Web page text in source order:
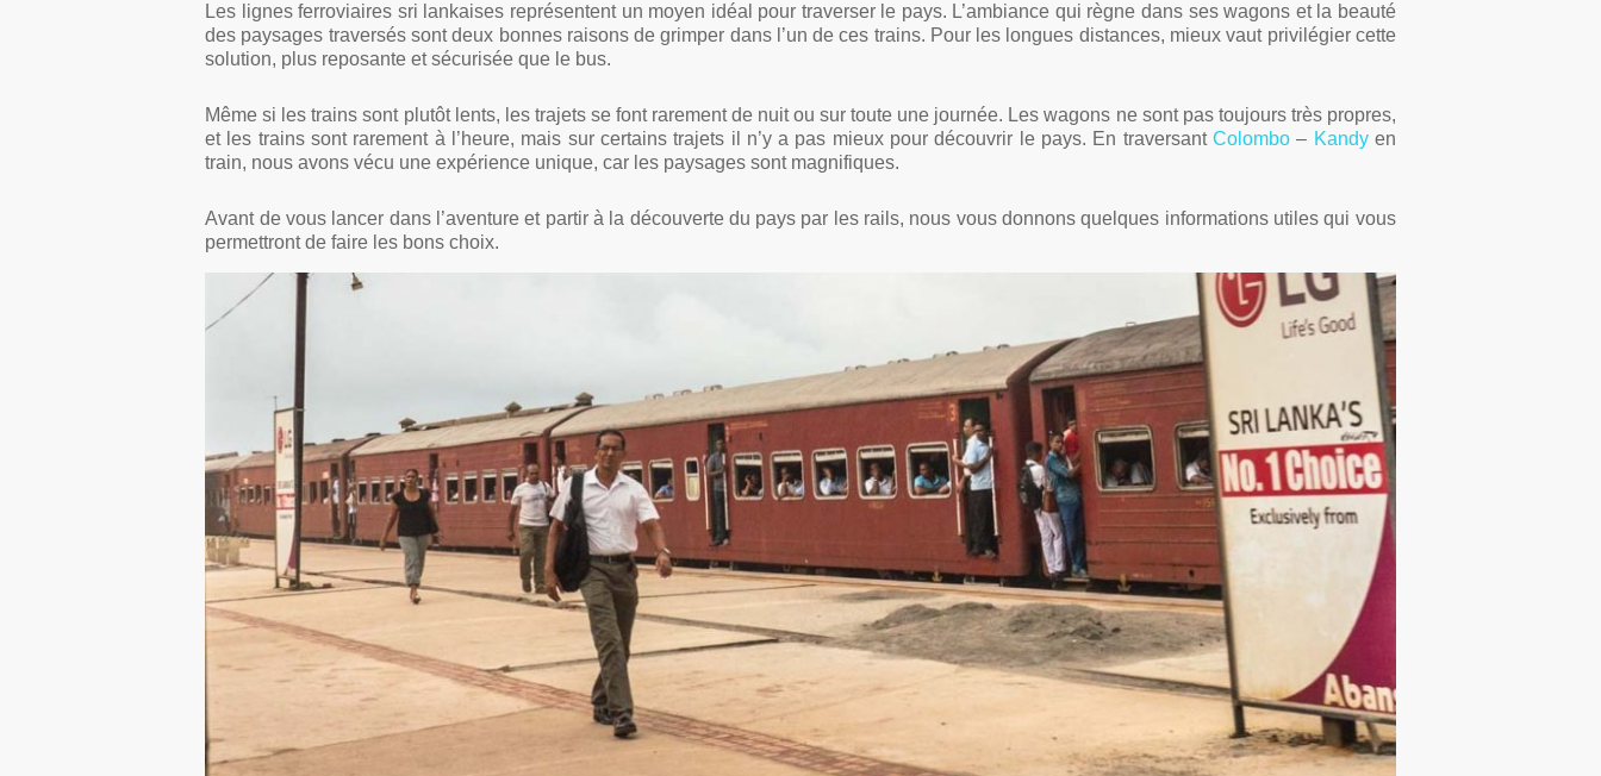
Les lignes ferroviaires sri lankaises représentent un moyen idéal pour traverser le pays. L’ambiance qui règne dans ses wagons et la beauté
des paysages traversés sont deux bonnes raisons de grimper dans l’un de ces trains. Pour les longues distances, mieux vaut privilégier cette
solution, plus reposante et sécurisée que le bus.
Même si les trains sont plutôt lents, les trajets se font rarement de nuit ou sur toute une journée. Les wagons ne sont pas toujours très propres,
et les trains sont rarement à l’heure, mais sur certains trajets il n’y a pas mieux pour découvrir le pays. En traversant Colombo– Kandyen
train, nous avons vécu une expérience unique, car les paysages sont magnifiques.
Avant de vous lancer dans l’aventure et partir à la découverte du pays par les rails, nous vous donnons quelques informations utiles qui vous
permettront de faire les bons choix.